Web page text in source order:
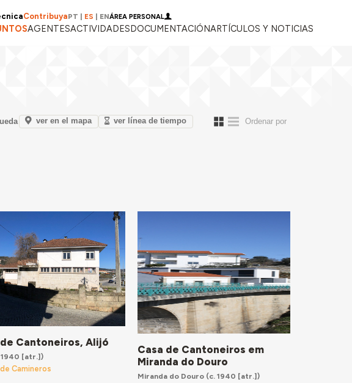
ContribuyaPT ES ENÁREA PERSONAL
AGENTESACTIVIDADESDOCUMENTACIÓNARTÍCULOS Y NOTICIAS
ver en el mapa ver línea de tiempo
Cantoneiros, Alijó
1940 [atr.])
Camineros
Casa de Cantoneiros em
Miranda do Douro
Miranda do Douro(c. 1940 [atr.])